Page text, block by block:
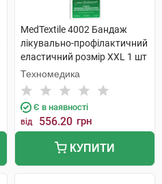
MedTextile 4002 Бандаж
лікувально-профілактичний
еластичний розмір XXL 1 шт
Техномедика
Є в наявності
від 556.20 грн
КУПИТИ